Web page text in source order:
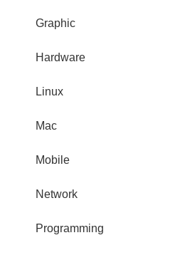
Graphic
Hardware
Linux
Mac
Mobile
Network
Programming